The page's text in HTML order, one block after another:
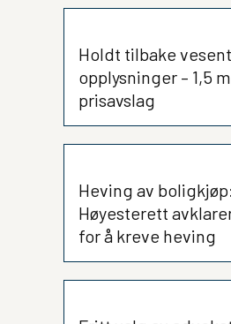
Holdt tilbake
opplysninger – 1,5
prisavslag
Heving av boligkjøp:
Høyesterett
for å kreve heving